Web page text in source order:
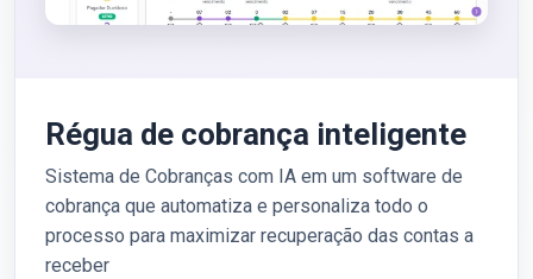
Régua de cobrança inteligente
Sistema de Cobranças com IA em um software de
cobrança que automatiza e personaliza todo o
processo para maximizar recuperação das contas a
receber